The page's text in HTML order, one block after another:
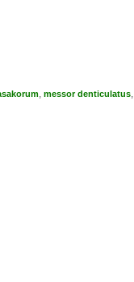
, messor denticulatus,